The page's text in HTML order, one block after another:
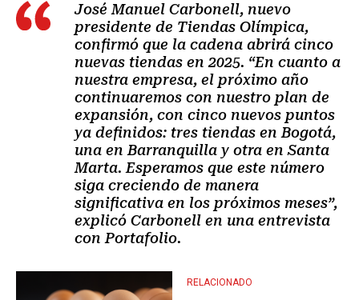
José Manuel Carbonell, nuevo
presidente de Tiendas Olímpica,
confirmó que la cadena abrirá cinco
nuevas tiendas en 2025. “En cuanto a
nuestra empresa, el próximo año
continuaremos con nuestro plan de
expansión, con cinco nuevos puntos
ya definidos: tres tiendas en Bogotá,
una en Barranquilla y otra en Santa
Marta. Esperamos que este número
siga creciendo de manera
significativa en los próximos meses”,
explicó Carbonell en una entrevista
con Portafolio.
RELACIONADO